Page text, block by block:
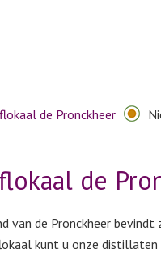
de Pronckheer
de
van de Pronckheer
kunt u onze distillaten